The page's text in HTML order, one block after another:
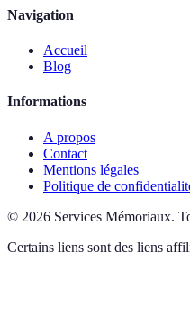
Navigation
Accueil
Blog
Informations
A propos
Contact
Mentions légales
Politique de
© 2026 Services Mémoriaux.
Certains liens sont des liens